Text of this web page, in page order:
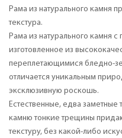
Рама из натурального камня
текстура.
Рама из натурального камня
изготовленное из
переплетающимися бледно-
отличается уникальным
эксклюзивную роскошь.
Естественные, едва
камню тонкие трещины
текстуру, без какой-либо